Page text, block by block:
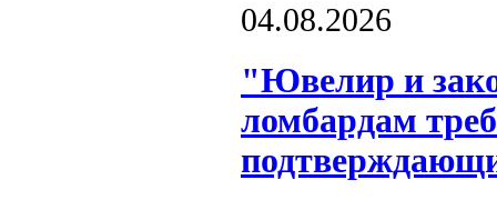
04.08.2026
"Ювелир и
ломбардам